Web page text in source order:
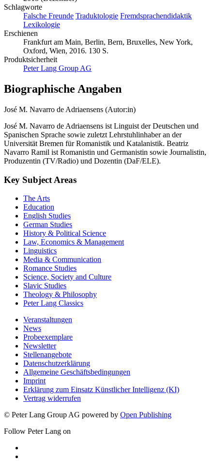
Schlagworte
Falsche Freunde Traduktologie Fremdsprachendidaktik
Lexikologie
Erschienen
Frankfurt am Main, Berlin, Bern, Bruxelles, New York,
Oxford, Wien, 2016. 130 S.
Produktsicherheit
Peter Lang Group AG
Biographische Angaben
José M. Navarro de Adriaensens (Autor:in)
José M. Navarro de Adriaensens ist Linguist der Deutschen und
Spanischen Sprache sowie zuletzt Lehrstuhlinhaber an der
Universität Bremen für Romanistik und Katalanistik. Beatriz
Navarro Ramil ist Romanistin und Germanistin sowie Journalistin,
Produzentin (TV/Radio) und Dozentin (DaF/ELE).
Key Subject Areas
The Arts
Education
English Studies
German Studies
History & Political Science
Law, Economics & Management
Linguistics
Media & Communication
Romance Studies
Science, Society and Culture
Slavic Studies
Theology & Philosophy
Peter Lang Classics
Veranstaltungen
News
Probeexemplare
Newsletter
Stellenangebote
Datenschutzerklärung
Allgemeine Geschäftsbedingungen
Imprint
Erklärung zum Einsatz Künstlicher Intelligenz (KI)
Vertrag widerrufen
© Peter Lang Group AG powered by Open Publishing
Follow Peter Lang on